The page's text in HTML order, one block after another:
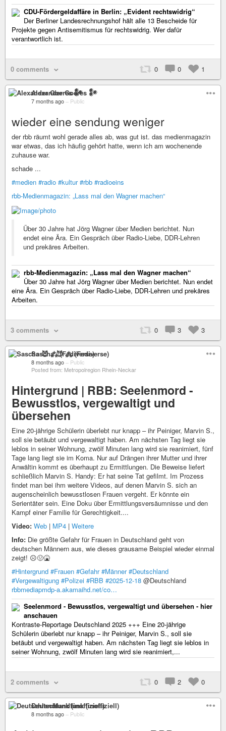
CDU-Fördergeldaffäre in Berlin: „Evident rechtswidrig“
Der Berliner Landesrechnungshof hält alle 13 Bescheide für
Projekte gegen Antisemitismus für rechtswidrig. Wer dafür
verantwortlich ist.
0 comments 0 0 1
Alexander Goeres 𒀯
7 months ago – Public
wieder eine sendung weniger
der rbb räumt wohl gerade alles ab, was gut ist. das medienmagazin
war etwas, das ich häufig gehört hatte, wenn ich am wochenende
zuhause war.
schade ...
#medien #radio #kultur #rbb #radioeins
rbb-Medienmagazin: „Lass mal den Wagner machen“
Über 30 Jahre hat Jörg Wagner über Medien berichtet. Nun
endet eine Ära. Ein Gespräch über Radio-Liebe, DDR-Lehren
und prekäres Arbeiten.
rbb-Medienmagazin: „Lass mal den Wagner machen“
Über 30 Jahre hat Jörg Wagner über Medien berichtet. Nun endet
eine Ära. Ein Gespräch über Radio-Liebe, DDR-Lehren und prekäres
Arbeiten.
3 comments 0 3 3
Sascha 😈 ⁂ (Fediverse)
8 months ago – Public
Posted from: Metropolregion Rhein-Neckar
Hintergrund | RBB: Seelenmord -
Bewusstlos, vergewaltigt und
übersehen
Eine 20-jährige Schülerin überlebt nur knapp – ihr Peiniger, Marvin S.,
soll sie betäubt und vergewaltigt haben. Am nächsten Tag liegt sie
leblos in seiner Wohnung, zwölf Minuten lang wird sie reanimiert, fünf
Tage lang liegt sie im Koma. Nur auf Drängen ihrer Mutter und ihrer
Anwältin kommt es überhaupt zu Ermittlungen. Die Beweise liefert
schließlich Marvin S. Handy: Er hat seine Tat gefilmt. Im Prozess
findet man bei ihm weitere Videos, auf denen Marvin S. sich an
augenscheinlich bewusstlosen Frauen vergeht. Er könnte ein
Serientäter sein. Eine Doku über Ermittlungsversäumnisse und den
Kampf einer Familie für Gerechtigkeit....
Video: Web | MP4 | Weitere
Info: Die größte Gefahr für Frauen in Deutschland geht von
deutschen Männern aus, wie dieses grausame Beispiel wieder einmal
zeigt! ☹️🤢🤮
#Hintergrund #Frauen #Gefahr #Männer #Deutschland
#Vergewaltigung #Polizei #RBB #2025-12-18 @Deutschland
rbbmediapmdp-a.akamaihd.net/co…
Seelenmord - Bewusstlos, vergewaltigt und übersehen - hier
anschauen
Kontraste-Reportage Deutschland 2025 +++ Eine 20-jährige
Schülerin überlebt nur knapp – ihr Peiniger, Marvin S., soll sie
betäubt und vergewaltigt haben. Am nächsten Tag liegt sie leblos in
seiner Wohnung, zwölf Minuten lang wird sie reanimiert,...
2 comments 0 2 0
Deutschlandfunk (inoffiziell)
8 months ago – Public